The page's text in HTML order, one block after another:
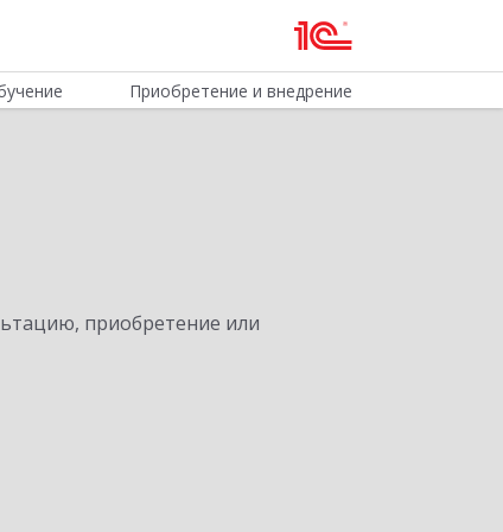
Приобретение и внедрение
приобретение или